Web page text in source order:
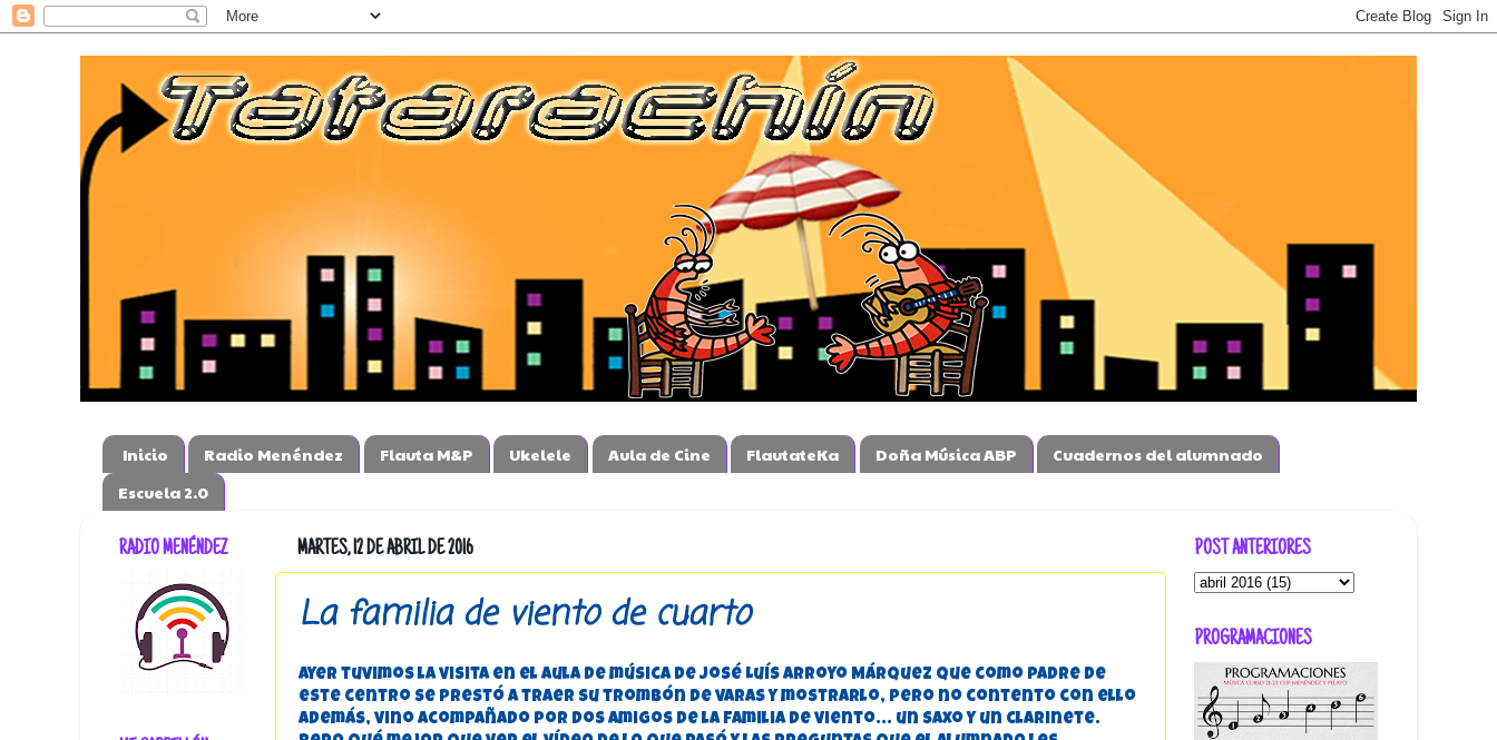
Inicio Radio Menéndez Flauta M&P Ukelele Aula de Cine FlautateKa Doña Música ABP
Cuadernos del alumnado
Escuela 2.0
MARTES, 12 DE ABRIL DE 2016
La familia de viento de cuarto
Ayer tuvimos la visita en el aula de música de José Luís Arroyo Márquez que como padre de
este centro se prestó a traer su trombón de varas y mostrarlo, pero no contento con ello
además, vino acompañado por dos amigos de la familia de viento... un saxo y un clarinete.
RADIO MENÉNDEZ POST ANTERIORES
PROGRAMACIONES